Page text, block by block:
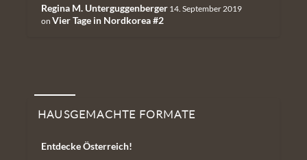
Regina M. Unterguggenberger 14. September 2019
on Vier Tage in Nordkorea #2
Hausgemachte Formate
HAUSGEMACHTE FORMATE
Entdecke Österreich!